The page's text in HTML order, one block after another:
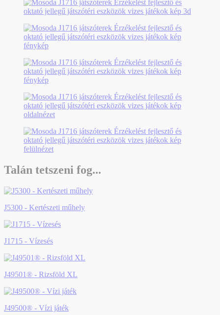
Talán tetszeni fog...
J5300 - Kertészeti műhely
J1715 - Vízesés
J49501® - Rizsföld XL
J49500® - Vízi játék